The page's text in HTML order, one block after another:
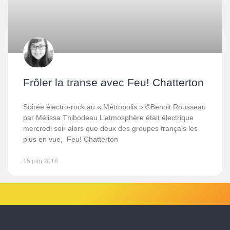
Frôler la transe avec Feu! Chatterton
Soirée électro-rock au « Métropolis » ©Benoit Rousseau
par Mélissa Thibodeau L’atmosphère était électrique
mercredi soir alors que deux des groupes français les
plus en vue, Feu! Chatterton
15 juin 2018